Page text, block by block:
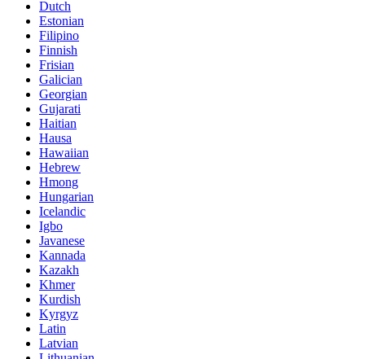
Dutch
Estonian
Filipino
Finnish
Frisian
Galician
Georgian
Gujarati
Haitian
Hausa
Hawaiian
Hebrew
Hmong
Hungarian
Icelandic
Igbo
Javanese
Kannada
Kazakh
Khmer
Kurdish
Kyrgyz
Latin
Latvian